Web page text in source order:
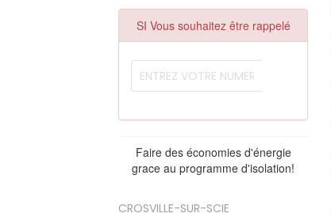
SI Vous souhaitez être rappelé
Faire des économies d'énergie
grace au programme d'isolation!
CROSVILLE-SUR-SCIE